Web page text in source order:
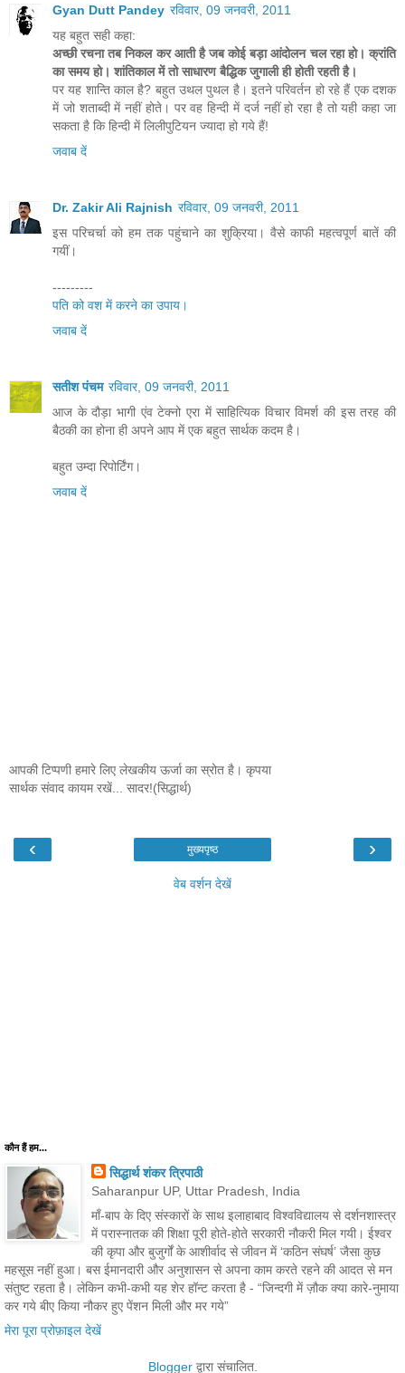
Gyan Dutt Pandey रविवार, 09 जनवरी, 2011
यह बहुत सही कहा:
अच्छी रचना तब निकल कर आती है जब कोई बड़ा आंदोलन चल रहा हो। क्रांति
का समय हो। शांतिकाल में तो साधारण बैद्धिक जुगाली ही होती रहती है।
पर यह शान्ति काल है? बहुत उथल पुथल है। इतने परिवर्तन हो रहे हैं एक दशक
में जो शताब्दी में नहीं होते। पर वह हिन्दी में दर्ज नहीं हो रहा है तो यही कहा जा
सकता है कि हिन्दी में लिलीपुटियन ज्यादा हो गये हैं!
जवाब दें
Dr. Zakir Ali Rajnish रविवार, 09 जनवरी, 2011
इस परिचर्चा को हम तक पहुंचाने का शुक्रिया। वैसे काफी महत्‍वपूर्ण बातें की
गयीं।
---------
पति को वश में करने का उपाय।
जवाब दें
सतीश पंचम रविवार, 09 जनवरी, 2011
आज के दौड़ा भागी एंव टेक्नो एरा में साहित्यिक विचार विमर्श की इस तरह की
बैठकी का होना ही अपने आप में एक बहुत सार्थक कदम है।
बहुत उम्दा रिपोर्टिंग।
जवाब दें
आपकी टिप्पणी हमारे लिए लेखकीय ऊर्जा का स्रोत है। कृपया
सार्थक संवाद कायम रखें... सादर!(सिद्धार्थ)
‹ ›
मुख्यपृष्ठ
वेब वर्शन देखें
कौन हैं हम...
सिद्धार्थ शंकर त्रिपाठी
Saharanpur UP, Uttar Pradesh, India
माँ-बाप के दिए संस्कारों के साथ इलाहाबाद विश्वविद्यालय से दर्शनशास्त्र
में परास्नातक की शिक्षा पूरी होते-होते सरकारी नौकरी मिल गयी। ईश्वर
की कृपा और बुजुर्गों के आशीर्वाद से जीवन में ‘कठिन संघर्ष’ जैसा कुछ
महसूस नहीं हुआ। बस ईमानदारी और अनुशासन से अपना काम करते रहने की आदत से मन
संतुष्ट रहता है। लेकिन कभी-कभी यह शेर हॉन्ट करता है - “जिन्दगी में ज़ौक क्या कारे-नुमाया
कर गये बीए किया नौकर हुए पेंशन मिली और मर गये”
मेरा पूरा प्रोफ़ाइल देखें
Bloggerद्वारा संचालित.